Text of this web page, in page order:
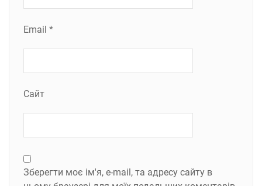
Email *
Сайт
Зберегти моє ім'я, e-mail, та адресу сайту в